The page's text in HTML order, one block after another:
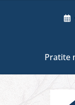
Pratite